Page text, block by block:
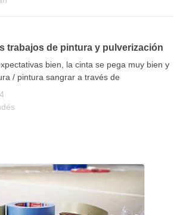
trabajos de pintura y pulverización
bien, la cinta se pega muy bien y
/ pintura sangrar a través de
de 2024